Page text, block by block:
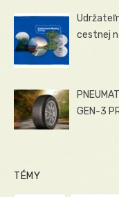
cestnej
GEN-3
TÉMY